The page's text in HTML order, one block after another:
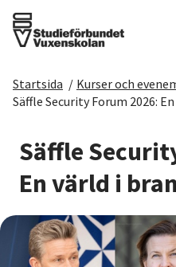
Det här gör vi
För dig som
Sök kurser och
Om SV
Startsida / Kurser och
Säffle Security Forum 2026:
Säffle
En värld i